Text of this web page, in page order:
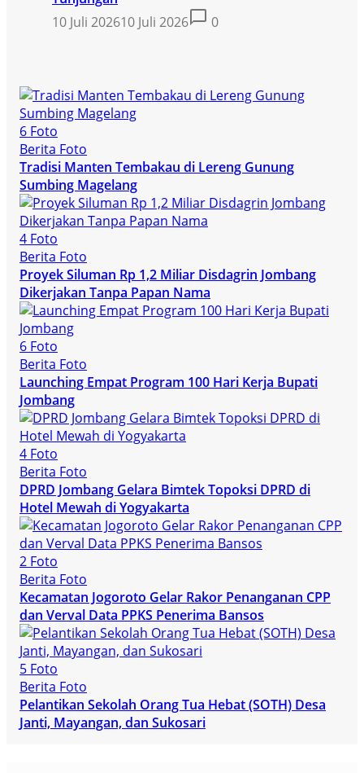
10 Juli 202610 Juli 2026 0
6 Foto
Berita Foto
Tradisi Manten Tembakau di Lereng Gunung
Sumbing Magelang
4 Foto
Berita Foto
Proyek Siluman Rp 1,2 Miliar Disdagrin Jombang
Dikerjakan Tanpa Papan Nama
6 Foto
Berita Foto
Launching Empat Program 100 Hari Kerja Bupati
Jombang
4 Foto
Berita Foto
DPRD Jombang Gelara Bimtek Topoksi DPRD di
Hotel Mewah di Yogyakarta
2 Foto
Berita Foto
Kecamatan Jogoroto Gelar Rakor Penanganan CPP
dan Verval Data PPKS Penerima Bansos
5 Foto
Berita Foto
Pelantikan Sekolah Orang Tua Hebat (SOTH) Desa
Janti, Mayangan, dan Sukosari